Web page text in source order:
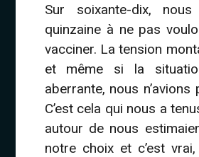
Sur soixante-dix,
quinzaine à ne pas
vacciner. La tension
et même si la
aberrante, nous n’avions
C’est cela qui nous a
autour de nous
notre choix et c’est vrai,